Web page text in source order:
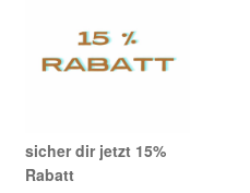
sicher dir jetzt 15%
Rabatt